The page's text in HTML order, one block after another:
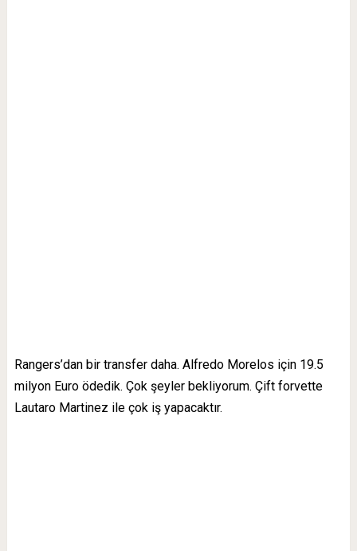
Rangers’dan bir transfer daha. Alfredo Morelos için 19.5
milyon Euro ödedik. Çok şeyler bekliyorum. Çift forvette
Lautaro Martinez ile çok iş yapacaktır.